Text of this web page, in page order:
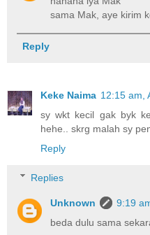
sama Mak, aye kirim
Reply
Keke Naima 12:15 am,
sy wkt kecil gak byk
hehe.. skrg malah sy
Reply
Replies
Unknown
9:19
beda dulu sama